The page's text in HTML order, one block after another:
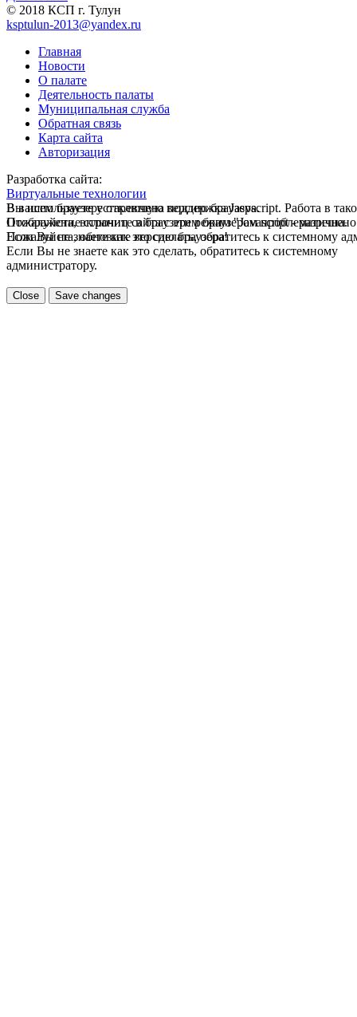
© 2018 КСП г. Тулун
ksptulun-2013@yandex.ru
Главная
Новости
О палате
Деятельность палаты
Муниципальная служба
Обратная связь
Карта сайта
Авторизация
Разработка сайта:
Виртуальные технологии
В вашем браузере отключена поддержка Jasvscript. Работа в
Пожалуйста, включите в браузере режим "Javascript -
Если Вы не знаете как это сделать, обратитесь к системному
Вы используете устаревшую версию браузера.
Отображение страниц сайта с этим браузером проблематична.
Пожалуйста, обновите версию браузера!
Если Вы не знаете как это сделать, обратитесь к системному
администратору.
Close Save changes